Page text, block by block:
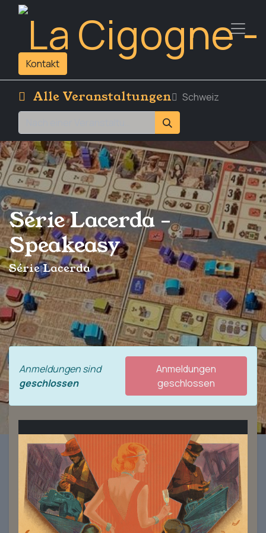
Kontakt
Alle Veranstaltungen Schweiz
Série Lacerda -
Speakeasy
Série Lacerda
Anmeldungen sind
geschlossen
Anmeldungen
geschlossen